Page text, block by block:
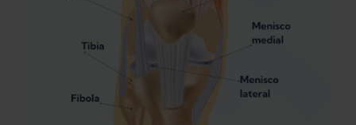
¿Qué son los ejercicios de activación y
por qué son tan importantes?